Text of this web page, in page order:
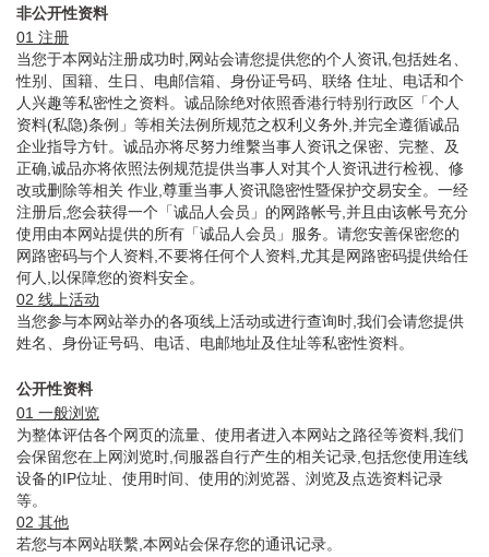
非公开性资料
01 注册
当您于本网站注册成功时,网站会请您提供您的个人资讯,包括姓名、
性别、国籍、生日、电邮信箱、身份证号码、联络 住址、电话和个
人兴趣等私密性之资料。诚品除绝对依照香港行特别行政区「个人
资料(私隐)条例」等相关法例所规范之权利义务外,并完全遵循诚品
企业指导方针。诚品亦将尽努力维繫当事人资讯之保密、完整、及
正确,诚品亦将依照法例规范提供当事人对其个人资讯进行检视、修
改或删除等相关 作业,尊重当事人资讯隐密性暨保护交易安全。一经
注册后,您会获得一个「诚品人会员」的网路帐号,并且由该帐号充分
使用由本网站提供的所有「诚品人会员」服务。请您安善保密您的
网路密码与个人资料,不要将任何个人资料,尤其是网路密码提供给任
何人,以保障您的资料安全。
02 线上活动
当您参与本网站举办的各项线上活动或进行查询时,我们会请您提供
姓名、身份证号码、电话、电邮地址及住址等私密性资料。
公开性资料
01 一般浏览
为整体评估各个网页的流量、使用者进入本网站之路径等资料,我们
会保留您在上网浏览时,伺服器自行产生的相关记录,包括您使用连线
设备的IP位址、使用时间、使用的浏览器、浏览及点选资料记录
等。
02 其他
若您与本网站联繫,本网站会保存您的通讯记录。